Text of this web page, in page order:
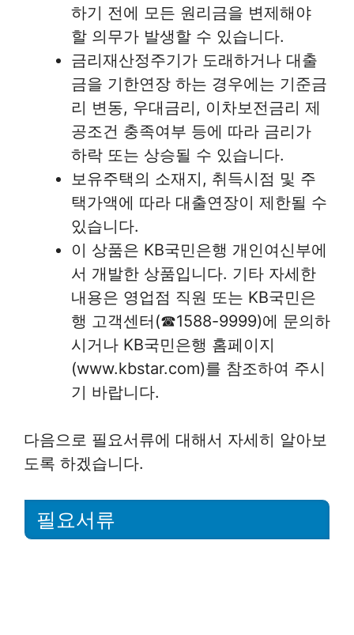
하기 전에 모든 원리금을 변제해야
할 의무가 발생할 수 있습니다.
금리재산정주기가 도래하거나 대출
금을 기한연장 하는 경우에는 기준금
리 변동, 우대금리, 이차보전금리 제
공조건 충족여부 등에 따라 금리가
하락 또는 상승될 수 있습니다.
보유주택의 소재지, 취득시점 및 주
택가액에 따라 대출연장이 제한될 수
있습니다.
이 상품은 KB국민은행 개인여신부에
서 개발한 상품입니다. 기타 자세한
내용은 영업점 직원 또는 KB국민은
행 고객센터(☎1588-9999)에 문의하
시거나 KB국민은행 홈페이지
(www.kbstar.com)를 참조하여 주시
기 바랍니다.
다음으로 필요서류에 대해서 자세히 알아보
도록 하겠습니다.
필요서류